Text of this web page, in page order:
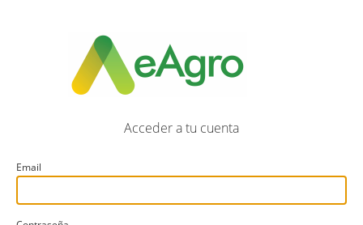
Acceder a tu cuenta
Email